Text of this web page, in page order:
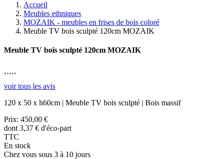
Accueil
Meubles ethniques
MOZAIK - meubles en frises de bois coloré
Meuble TV bois sculpté 120cm MOZAIK
Meuble TV bois sculpté 120cm MOZAIK
voir tous les avis
120 x 50 x h60cm | Meuble TV bois sculpté | Bois massif
Prix: 450,00 €
dont 3,37 € d'éco-part
TTC
En stock
Chez vous sous 3 à 10 jours